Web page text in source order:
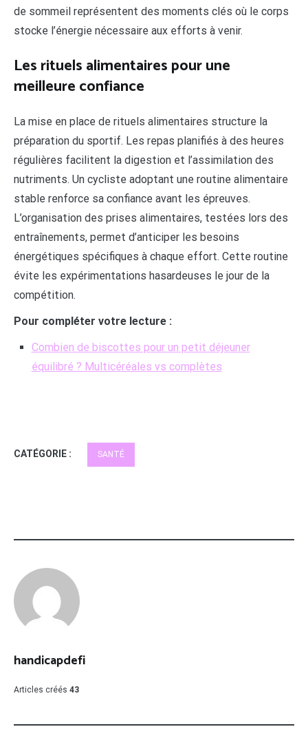
de sommeil représentent des moments clés où le corps
stocke l’énergie nécessaire aux efforts à venir.
Les rituels alimentaires pour une
meilleure confiance
La mise en place de rituels alimentaires structure la
préparation du sportif. Les repas planifiés à des heures
régulières facilitent la digestion et l’assimilation des
nutriments. Un cycliste adoptant une routine alimentaire
stable renforce sa confiance avant les épreuves.
L’organisation des prises alimentaires, testées lors des
entraînements, permet d’anticiper les besoins
énergétiques spécifiques à chaque effort. Cette routine
évite les expérimentations hasardeuses le jour de la
compétition.
Pour compléter votre lecture :
Combien de biscottes pour un petit déjeuner
équilibré ? Multicéréales vs complètes
CATÉGORIE : SANTÉ
handicapdefi
Articles créés 43